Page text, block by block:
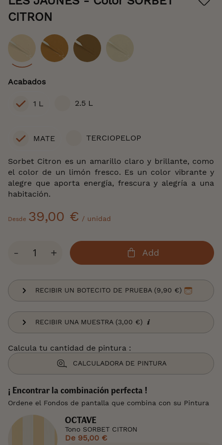
CITRON
Color
Acabados
1 L 2.5 L
MATE TERCIOPELOP
Sorbet Citron es un amarillo claro y brillante, como
el color de un limón fresco. Es un color vibrante y
alegre que aporta energía, frescura y alegría a una
habitación.
Desde 39,00 € / unidad
Cantidad
- + Add
RECIBIR UN BOTECITO DE PRUEBA (9,90 €)
RECIBIR UNA MUESTRA (3,00 €)
Calcula tu cantidad de pintura :
CALCULADORA DE PINTURA
¡ Encontrar la combinación perfecta !
Ordene el Fondos de pantalla que combina con su Pintura
OCTAVE
Tono SORBET CITRON
De 95,00 €
beginning
the
images
gallery